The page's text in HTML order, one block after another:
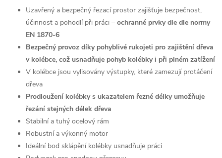
Uzavřený a bezpečný řezací prostor zajišťuje bezpečnost,
účinnost a pohodlí při práci – ochranné prvky dle dle normy
EN 1870-6
Bezpečný provoz díky pohyblivé rukojeti pro zajištění dřeva
v kolébce, což usnadňuje pohyb kolébky i při plném zatížení
V kolébce jsou vylisovány výstupky, které zamezují protáčení
dřeva
Prodloužení kolébky s ukazatelem řezné délky umožňuje
řezání stejných délek dřeva
Stabilní a tuhý ocelový rám
Robustní a výkonný motor
Ideální bod sklápění kolébky usnadňuje práci